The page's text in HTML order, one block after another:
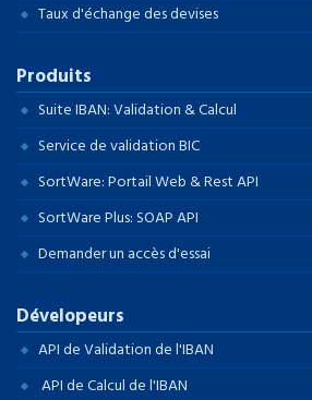
Taux d'échange des devises
Produits
Suite IBAN: Validation & Calcul
Service de validation BIC
SortWare: Portail Web & Rest API
SortWare Plus: SOAP API
Demander un accès d'essai
Dévelopeurs
API de Validation de l'IBAN
API de Calcul de l'IBAN